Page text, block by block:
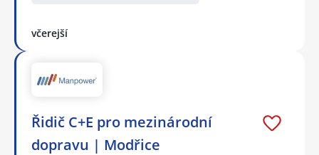
včerejší
Řidič C+E pro mezinárodní
dopravu | Modřice